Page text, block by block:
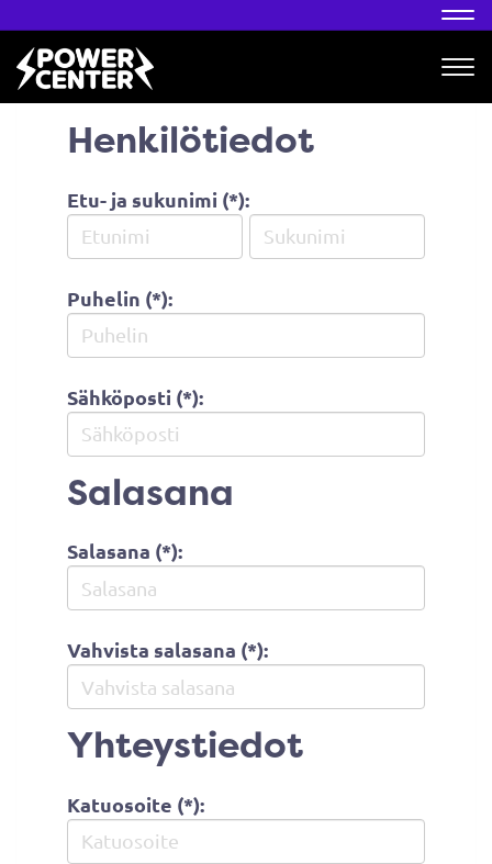
Henkilötiedot
Etu- ja sukunimi (*):
Puhelin (*):
Sähköposti (*):
Salasana
Salasana (*):
Vahvista salasana (*):
Yhteystiedot
Katuosoite (*):